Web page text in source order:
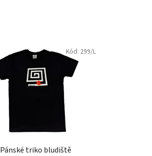
Pánské triko bludiště
Kód: 299/L